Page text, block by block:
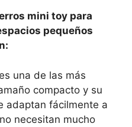
mini toy para
pequeños
una de las más
compacto y su
adaptan fácilmente a
necesitan mucho